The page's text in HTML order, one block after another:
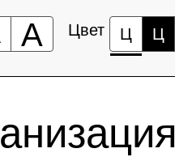
А Цвет Ц Ц